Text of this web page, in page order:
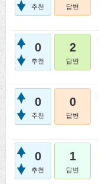
추천 답변
0
추천
2
답변
0
추천
0
답변
0
추천
1
답변